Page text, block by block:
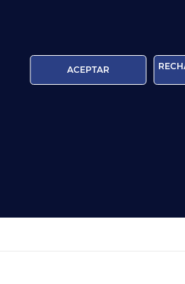
INSTITUTE S.L. le informa que
Puede ejercer sus derechos
más información, por favor,
ACEPTAR